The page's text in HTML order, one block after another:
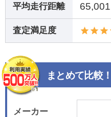
平均走行距離
査定満足度
まとめて比較
メーカー